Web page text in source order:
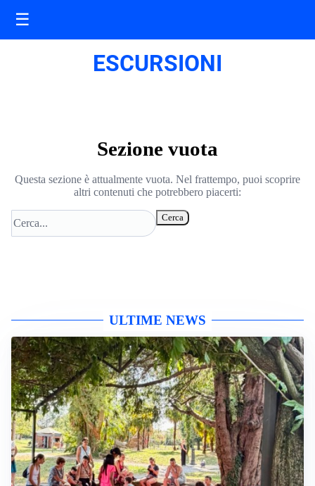
☰
ESCURSIONI
Sezione vuota
Questa sezione è attualmente vuota. Nel frattempo, puoi scoprire
altri contenuti che potrebbero piacerti:
Cerca
ULTIME NEWS